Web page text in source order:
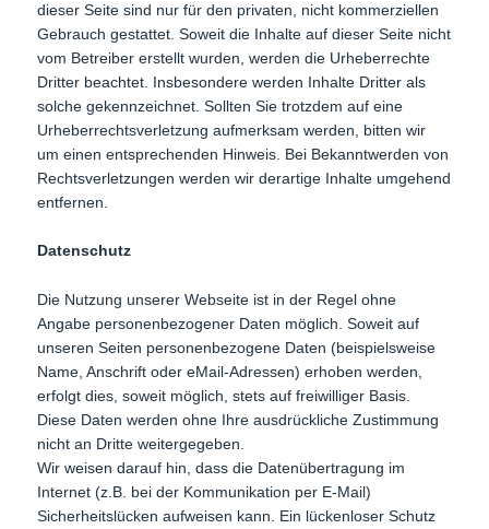
dieser Seite sind nur für den privaten, nicht kommerziellen
Gebrauch gestattet. Soweit die Inhalte auf dieser Seite nicht
vom Betreiber erstellt wurden, werden die Urheberrechte
Dritter beachtet. Insbesondere werden Inhalte Dritter als
solche gekennzeichnet. Sollten Sie trotzdem auf eine
Urheberrechtsverletzung aufmerksam werden, bitten wir
um einen entsprechenden Hinweis. Bei Bekanntwerden von
Rechtsverletzungen werden wir derartige Inhalte umgehend
entfernen.
Datenschutz
Die Nutzung unserer Webseite ist in der Regel ohne
Angabe personenbezogener Daten möglich. Soweit auf
unseren Seiten personenbezogene Daten (beispielsweise
Name, Anschrift oder eMail-Adressen) erhoben werden,
erfolgt dies, soweit möglich, stets auf freiwilliger Basis.
Diese Daten werden ohne Ihre ausdrückliche Zustimmung
nicht an Dritte weitergegeben.
Wir weisen darauf hin, dass die Datenübertragung im
Internet (z.B. bei der Kommunikation per E-Mail)
Sicherheitslücken aufweisen kann. Ein lückenloser Schutz